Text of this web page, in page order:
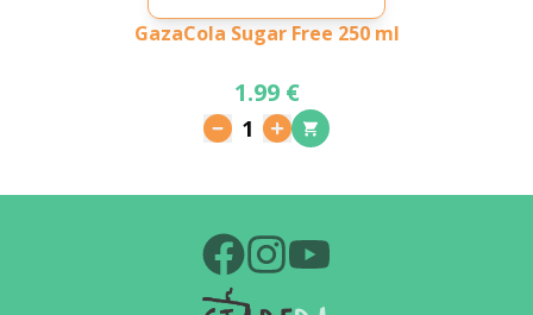
GazaCola Sugar Free 250 ml
1.99 €
1